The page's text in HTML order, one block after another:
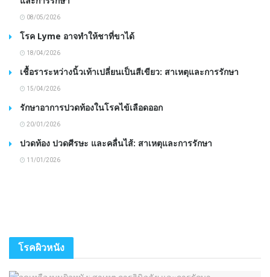
08/05/2026
โรค Lyme อาจทำให้ชาที่ขาได้
18/04/2026
เชื้อราระหว่างนิ้วเท้าเปลี่ยนเป็นสีเขียว: สาเหตุและการรักษา
15/04/2026
รักษาอาการปวดท้องในโรคไข้เลือดออก
20/01/2026
ปวดท้อง ปวดศีรษะ และคลื่นไส้: สาเหตุและการรักษา
11/01/2026
โรคผิวหนัง